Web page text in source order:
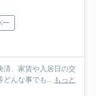
ー
済、家賃や入居日の交
どんな事でも... もっと